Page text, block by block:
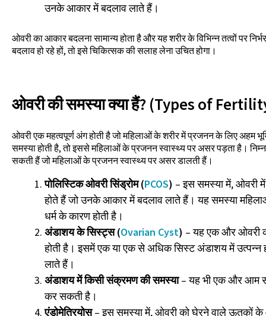
उनके आकार में बदलाव लाते हैं।
ओवरी का आकार बदलना सामान्य होता है और यह शरीर के विभिन्न तत्वों पर
बदलाव हो रहे हों, तो इसे चिकित्सक की सलाह लेना उचित होगा।
ओवरी की समस्या क्या हैं? (Types of
ओवरी एक महत्वपूर्ण अंग होती है जो महिलाओं के शरीर में प्रजनन के लिए अहम
समस्या होती है, तो इससे महिलाओं के प्रजनन स्वास्थ्य पर असर पड़ता है।
सकती हैं जो महिलाओं के प्रजनन स्वास्थ्य पर असर डालती हैं।
पोलिस्टिक ओवरी सिंड्रोम (PCOS) – इस समस्या में, ओवरी में
होते हैं जो उनके आकार में बदलाव लाते हैं। यह समस्या
धर्म के कारण होती है।
अंडाशय के सिस्ट्स (Ovarian Cyst) – यह एक और ओवरी
होती है। इसमें एक या एक से अधिक सिस्ट अंडाशय में उत्पन्न
लाते हैं।
अंडाशय में किसी संक्रमण की समस्या– यह भी एक और आम
कर सकती है।
एंडोमेत्रियोस– इस समस्या में, ओवरी को घेरने वाले ऊतकों के